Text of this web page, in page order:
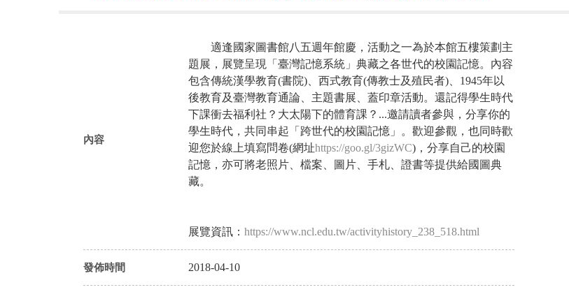
內容
適逢國家圖書館八五週年館慶，活動之一為於本館五樓策劃主
題展，展覽呈現「臺灣記憶系統」典藏之各世代的校園記憶。內容
包含傳統漢學教育(書院)、西式教育(傳教士及殖民者)、1945年以
後教育及臺灣教育通論、主題書展、蓋印章活動。還記得學生時代
下課衝去福利社？大太陽下的體育課？...邀請讀者參與，分享你的
學生時代，共同串起「跨世代的校園記憶」。歡迎參觀，也同時歡
迎您於線上填寫問卷(網址https://goo.gl/3gizWC)，分享自己的校園
記憶，亦可將老照片、檔案、圖片、手札、證書等提供給國圖典
藏。
展覽資訊： https://www.ncl.edu.tw/activityhistory_238_518.html
發佈時間 2018-04-10